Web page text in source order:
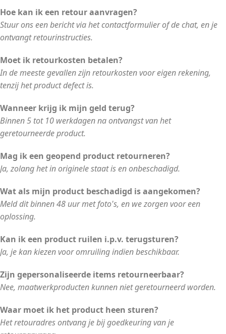
Hoe kan ik een retour aanvragen?
Stuur ons een bericht via het contactformulier of de chat, en je
ontvangt retourinstructies.
Moet ik retourkosten betalen?
In de meeste gevallen zijn retourkosten voor eigen rekening,
tenzij het product defect is.
Wanneer krijg ik mijn geld terug?
Binnen 5 tot 10 werkdagen na ontvangst van het
geretourneerde product.
Mag ik een geopend product retourneren?
Ja, zolang het in originele staat is en onbeschadigd.
Wat als mijn product beschadigd is aangekomen?
Meld dit binnen 48 uur met foto's, en we zorgen voor een
oplossing.
Kan ik een product ruilen i.p.v. terugsturen?
Ja, je kan kiezen voor omruiling indien beschikbaar.
Zijn gepersonaliseerde items retourneerbaar?
Nee, maatwerkproducten kunnen niet geretourneerd worden.
Waar moet ik het product heen sturen?
Het retouradres ontvang je bij goedkeuring van je